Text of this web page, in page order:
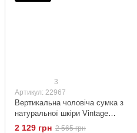
3
Артикул: 22967
Вертикальна чоловіча сумка з
натуральної шкіри Vintage
22967 Чорний
2 129 грн 2 565 грн